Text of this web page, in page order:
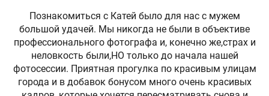
Познакомиться с Катей было для нас с мужем
большой удачей. Мы никогда не были в объективе
профессионального фотографа и, конечно же,страх и
неловкость были,НО только до начала нашей
фотосессии. Приятная прогулка по красивым улицам
города и в добавок бонусом много очень красивых